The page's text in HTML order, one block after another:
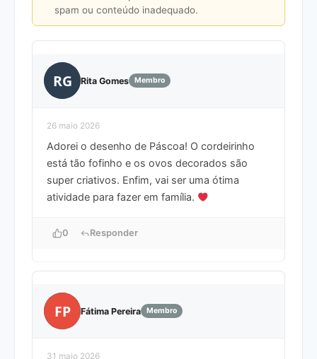
spam ou conteúdo inadequado.
RG Rita Gomes Membro
26 maio 2026
Adorei o desenho de Páscoa! O cordeirinho
está tão fofinho e os ovos decorados são
super criativos. Enfim, vai ser uma ótima
atividade para fazer em família.
0 Responder
FP Fátima Pereira Membro
31 maio 2026